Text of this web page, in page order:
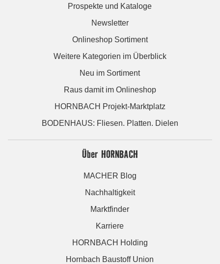
Prospekte und Kataloge
Newsletter
Onlineshop Sortiment
Weitere Kategorien im Überblick
Neu im Sortiment
Raus damit im Onlineshop
HORNBACH Projekt-Marktplatz
BODENHAUS: Fliesen. Platten. Dielen
Über HORNBACH
MACHER Blog
Nachhaltigkeit
Marktfinder
Karriere
HORNBACH Holding
Hornbach Baustoff Union